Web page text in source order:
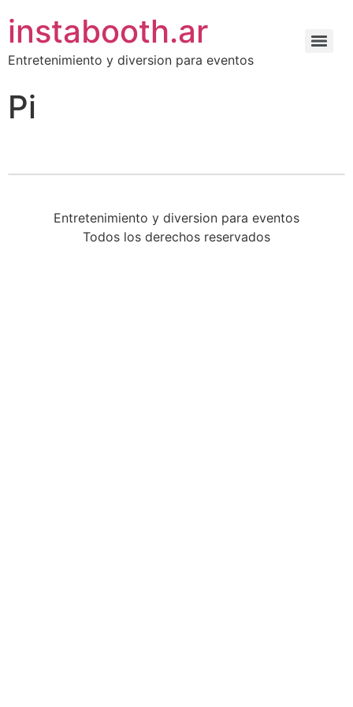
instabooth.ar
Entretenimiento y diversion para eventos
Pi
Entretenimiento y diversion para eventos
Todos los derechos reservados